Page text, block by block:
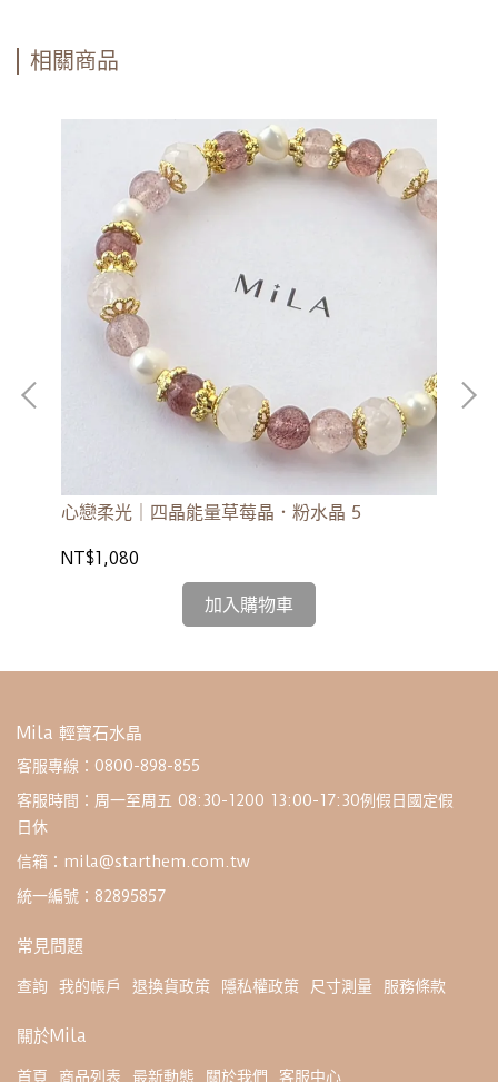
相關商品
心戀柔光｜四晶能量草莓晶．粉水晶 5
NT$1,080
加入購物車
Mila 輕寶石水晶
客服專線：0800-898-855
客服時間：周一至周五 08:30-1200 13:00-17:30例假日國定假
日休
信箱：mila@starthem.com.tw
統一編號：82895857
常見問題
查詢 我的帳戶 退換貨政策 隱私權政策 尺寸測量 服務條款
關於Mila
首頁 商品列表 最新動態 關於我們 客服中心